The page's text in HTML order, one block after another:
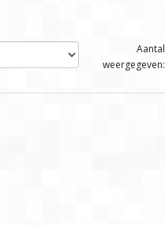
Aantal
weergegeven: